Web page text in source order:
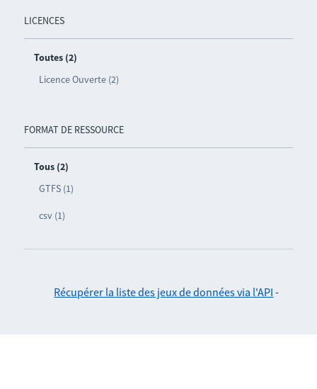
LICENCES
Toutes (2)
Licence Ouverte (2)
FORMAT DE RESSOURCE
Tous (2)
GTFS (1)
csv (1)
Récupérer la liste des jeux de données via l'API -